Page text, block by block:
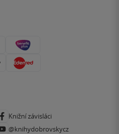
Knižní závisláci
@knihydobrovskycz